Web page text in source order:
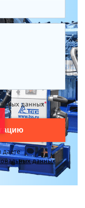
данных*
данных